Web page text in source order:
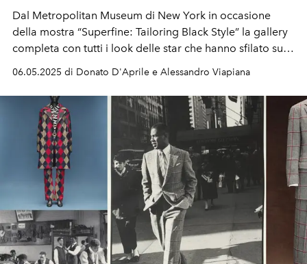
Dal Metropolitan Museum di New York in occasione
della mostra “Superfine: Tailoring Black Style” la gallery
completa con tutti i look delle star che hanno sfilato sul
06.05.2025 di Donato D'Aprile e Alessandro Viapiana